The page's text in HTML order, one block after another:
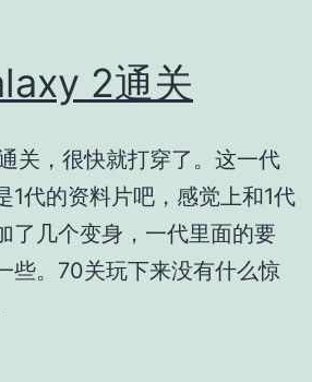
2通关
关，很快就打穿了。这一代
1代的资料片吧，感觉上和1代
了几个变身，一代里面的要
些。70关玩下来没有什么惊